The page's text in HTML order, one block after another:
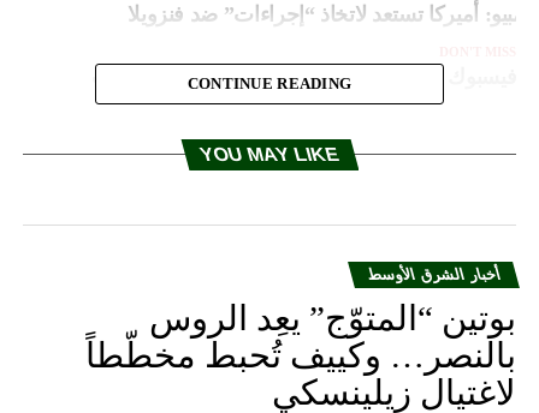
أميركا تستعد لاتخاذ “إجراءات” ضد فنزويلا
فيسبوك تختبر خدمتها الجديدة للتعارف عبر الإنترنت
CONTINUE READING
YOU MAY LIKE
أخبار الشرق الأوسط
بوتين “المتوّج” يعِد الروس
بالنصر… وكييف تُحبط مخطّطاً
لاغتيال زيلينسكي